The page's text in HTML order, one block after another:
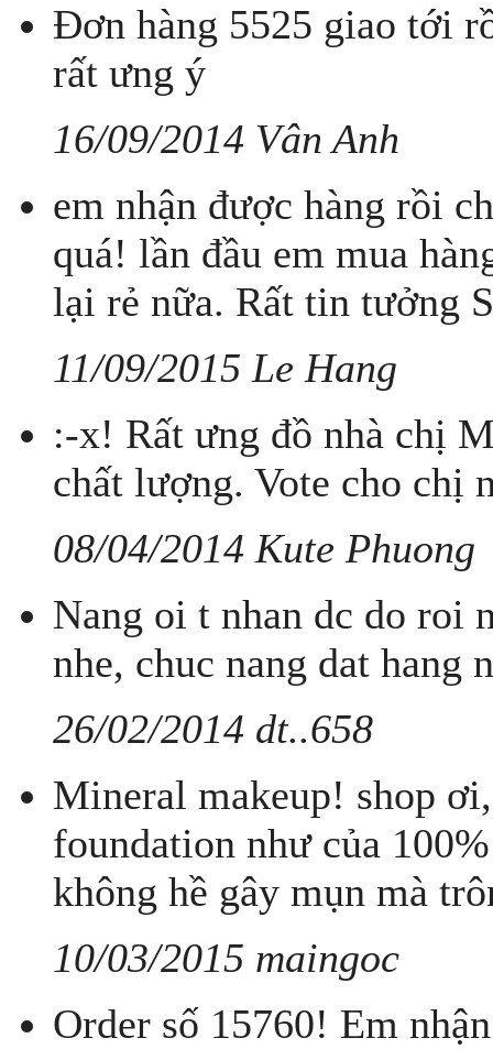
Đơn hàng 5525 giao tới
rất ưng ý
16/09/2014 Vân Anh
em nhận được hàng rồi
quá! lần đầu em mua
lại rẻ nữa. Rất tin tưởng
11/09/2015 Le Hang
:-x! Rất ưng đồ nhà chị
chất lượng. Vote cho chị
08/04/2014 Kute Phuong
Nang oi t nhan dc do roi
nhe, chuc nang dat hang
26/02/2014 dt..658
Mineral makeup! shop
foundation như của
không hề gây mụn mà
10/03/2015 maingoc
Order số 15760! Em